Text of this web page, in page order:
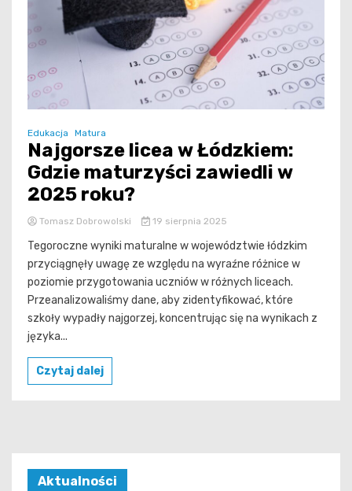
Edukacja Matura
Najgorsze licea w Łódzkiem:
Gdzie maturzyści zawiedli w
2025 roku?
Tomasz Dobrowolski 19 sierpnia 2025
Tegoroczne wyniki maturalne w województwie łódzkim
przyciągnęły uwagę ze względu na wyraźne różnice w
poziomie przygotowania uczniów w różnych liceach.
Przeanalizowaliśmy dane, aby zidentyfikować, które
szkoły wypadły najgorzej, koncentrując się na wynikach z
języka...
Czytaj dalej
Aktualności